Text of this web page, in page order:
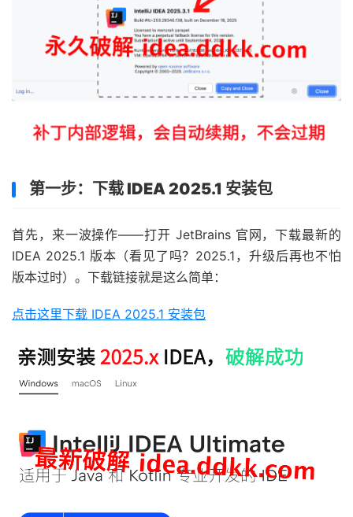
第一步：下载 IDEA 2025.1 安装包
首先，来一波操作——打开 JetBrains 官网，下载最新的
IDEA 2025.1 版本（看见了吗？2025.1，升级后再也不怕
版本过时）。下载链接就是这么简单：
点击这里下载 IDEA 2025.1 安装包